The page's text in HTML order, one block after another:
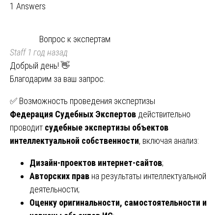
1 Answers
Вопрос к экспертам
Staff1 год назад
Добрый день! 👋
Благодарим за ваш запрос.
✅ Возможность проведения экспертизы
Федерация Судебных Экспертов действительно
проводит судебные экспертизы объектов
интеллектуальной собственности, включая анализ:
Дизайн-проектов интернет-сайтов;
Авторских прав на результаты интеллектуальной
деятельности;
Оценку оригинальности, самостоятельности и